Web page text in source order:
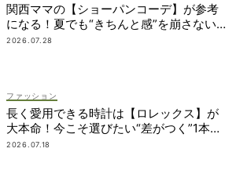
関西ママの【ショーパンコーデ】が参考
になる！夏でも“きちんと感”を崩さない
コツに注目
2026.07.28
ファッション
長く愛用できる時計は【ロレックス】が
大本命！今こそ選びたい“差がつく”1本
は？
2026.07.18